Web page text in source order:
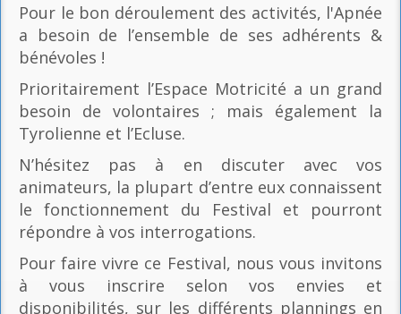
Pour le bon déroulement des activités, l'Apnée
a besoin de l’ensemble de ses adhérents &
bénévoles !
Prioritairement l’Espace Motricité a un grand
besoin de volontaires ; mais également la
Tyrolienne et l’Ecluse.
N’hésitez pas à en discuter avec vos
animateurs, la plupart d’entre eux connaissent
le fonctionnement du Festival et pourront
répondre à vos interrogations.
Pour faire vivre ce Festival, nous vous invitons
à vous inscrire selon vos envies et
disponibilités, sur les différents plannings en